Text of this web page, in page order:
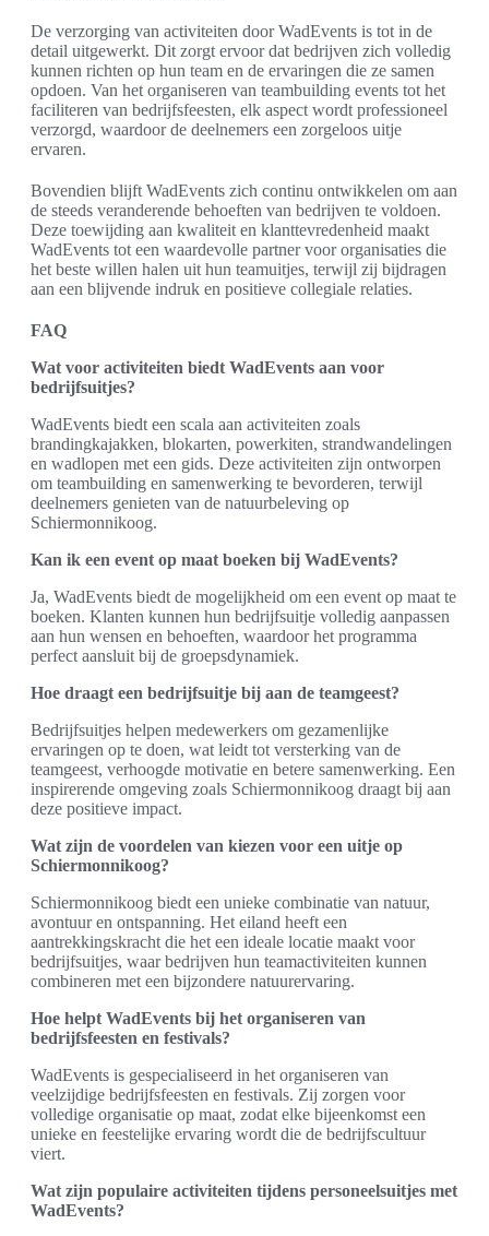
De verzorging van activiteiten door WadEvents is tot in de
detail uitgewerkt. Dit zorgt ervoor dat bedrijven zich volledig
kunnen richten op hun team en de ervaringen die ze samen
opdoen. Van het organiseren van teambuilding events tot het
faciliteren van bedrijfsfeesten, elk aspect wordt professioneel
verzorgd, waardoor de deelnemers een zorgeloos uitje
ervaren.
Bovendien blijft WadEvents zich continu ontwikkelen om aan
de steeds veranderende behoeften van bedrijven te voldoen.
Deze toewijding aan kwaliteit en klanttevredenheid maakt
WadEvents tot een waardevolle partner voor organisaties die
het beste willen halen uit hun teamuitjes, terwijl zij bijdragen
aan een blijvende indruk en positieve collegiale relaties.
FAQ
Wat voor activiteiten biedt WadEvents aan voor
bedrijfsuitjes?
WadEvents biedt een scala aan activiteiten zoals
brandingkajakken, blokarten, powerkiten, strandwandelingen
en wadlopen met een gids. Deze activiteiten zijn ontworpen
om teambuilding en samenwerking te bevorderen, terwijl
deelnemers genieten van de natuurbeleving op
Schiermonnikoog.
Kan ik een event op maat boeken bij WadEvents?
Ja, WadEvents biedt de mogelijkheid om een event op maat te
boeken. Klanten kunnen hun bedrijfsuitje volledig aanpassen
aan hun wensen en behoeften, waardoor het programma
perfect aansluit bij de groepsdynamiek.
Hoe draagt een bedrijfsuitje bij aan de teamgeest?
Bedrijfsuitjes helpen medewerkers om gezamenlijke
ervaringen op te doen, wat leidt tot versterking van de
teamgeest, verhoogde motivatie en betere samenwerking. Een
inspirerende omgeving zoals Schiermonnikoog draagt bij aan
deze positieve impact.
Wat zijn de voordelen van kiezen voor een uitje op
Schiermonnikoog?
Schiermonnikoog biedt een unieke combinatie van natuur,
avontuur en ontspanning. Het eiland heeft een
aantrekkingskracht die het een ideale locatie maakt voor
bedrijfsuitjes, waar bedrijven hun teamactiviteiten kunnen
combineren met een bijzondere natuurervaring.
Hoe helpt WadEvents bij het organiseren van
bedrijfsfeesten en festivals?
WadEvents is gespecialiseerd in het organiseren van
veelzijdige bedrijfsfeesten en festivals. Zij zorgen voor
volledige organisatie op maat, zodat elke bijeenkomst een
unieke en feestelijke ervaring wordt die de bedrijfscultuur
viert.
Wat zijn populaire activiteiten tijdens personeelsuitjes met
WadEvents?